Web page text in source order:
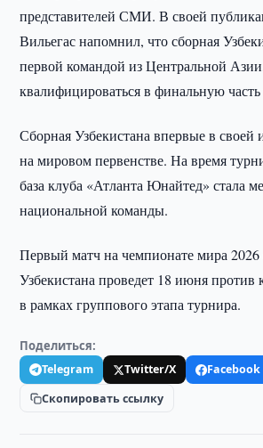
представителей СМИ. В своей
Вильегас напомнил, что сборная
первой командой из Центральной
квалифицироваться в финальную
Сборная Узбекистана впервые в своей
на мировом первенстве. На время
база клуба «Атланта Юнайтед» стала
национальной команды.
Первый матч на чемпионате мира 2026
Узбекистана проведет 18 июня
в рамках группового этапа турнира.
Поделиться:
Telegram Twitter/X
Facebook
Скопировать ссылку